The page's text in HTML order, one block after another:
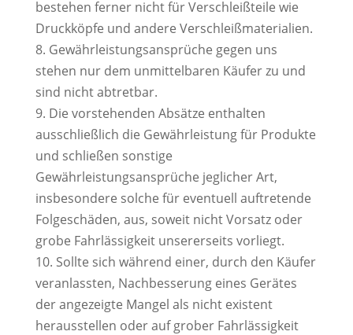
bestehen ferner nicht für Verschleißteile wie
Druckköpfe und andere Verschleißmaterialien.
8. Gewährleistungsansprüche gegen uns
stehen nur dem unmittelbaren Käufer zu und
sind nicht abtretbar.
9. Die vorstehenden Absätze enthalten
ausschließlich die Gewährleistung für Produkte
und schließen sonstige
Gewährleistungsansprüche jeglicher Art,
insbesondere solche für eventuell auftretende
Folgeschäden, aus, soweit nicht Vorsatz oder
grobe Fahrlässigkeit unsererseits vorliegt.
10. Sollte sich während einer, durch den Käufer
veranlassten, Nachbesserung eines Gerätes
der angezeigte Mangel als nicht existent
herausstellen oder auf grober Fahrlässigkeit